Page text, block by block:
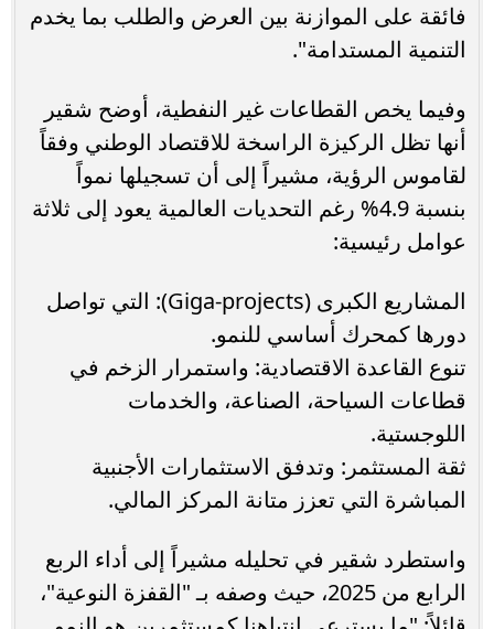
فائقة على الموازنة بين العرض والطلب بما يخدم
التنمية المستدامة".
وفيما يخص القطاعات غير النفطية، أوضح شقير
أنها تظل الركيزة الراسخة للاقتصاد الوطني وفقاً
لقاموس الرؤية، مشيراً إلى أن تسجيلها نمواً
بنسبة 4.9% رغم التحديات العالمية يعود إلى ثلاثة
عوامل رئيسية:
المشاريع الكبرى (Giga-projects): التي تواصل
دورها كمحرك أساسي للنمو.
تنوع القاعدة الاقتصادية: واستمرار الزخم في
قطاعات السياحة، الصناعة، والخدمات
اللوجستية.
ثقة المستثمر: وتدفق الاستثمارات الأجنبية
المباشرة التي تعزز متانة المركز المالي.
واستطرد شقير في تحليله مشيراً إلى أداء الربع
الرابع من 2025، حيث وصفه بـ "القفزة النوعية"،